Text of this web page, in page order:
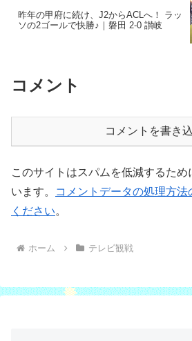
昨年の甲府に続け、J2からACLへ！ ラッ
ソの2ゴールで快勝♪｜磐田 2-0 讃岐
コメント
コメントを書き
このサイトはスパムを低減するため
います。
コメントデータの処理方
ください。
ホーム テレビ観戦